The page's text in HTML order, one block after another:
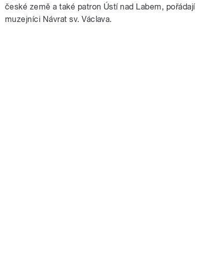
české země a také patron Ústí nad Labem, pořádají
muzejníci Návrat sv. Václava.